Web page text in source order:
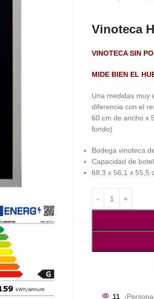
Vinoteca
VINOTECA SIN
MIDE BIEN EL
Una medidas muy
diferencia con el
60 cm de ancho x
fondo)
Bodega vinoteca
Capacidad de
68,3 x 56,1 x 55,5
11